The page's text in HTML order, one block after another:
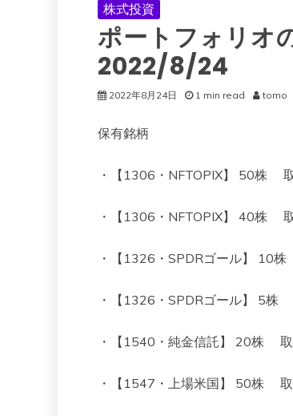
株式投資
ポートフォリオ
2022/8/24
2022年8月24日 1 min read tomo
保有銘柄
・【1306・NFTOPIX】 50株
・【1306・NFTOPIX】 40株
・【1326・SPDRゴール】
・【1326・SPDRゴール】 5
・【1540・純金信託】 20
・【1547・上場米国】 50株